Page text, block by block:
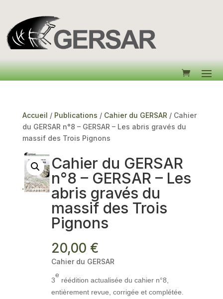
Accueil / Publications / Cahier du GERSAR / Cahier
du GERSAR n°8 – GERSAR – Les abris gravés du
massif des Trois Pignons
Cahier du GERSAR
n°8 – GERSAR – Les
abris gravés du
massif des Trois
Pignons
20,00€
Cahier du GERSAR
3
e
réédition actualisée du cahier n°8,
entièrement revue, corrigée et complétée.